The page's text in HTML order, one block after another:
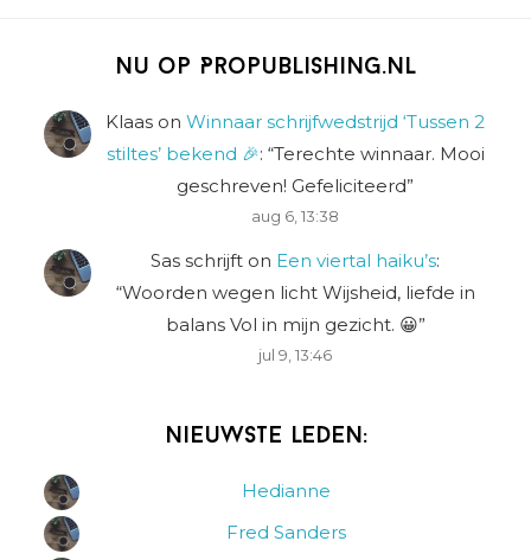
Nu op Propublishing.nl
Klaas on Winnaar schrijfwedstrijd ‘Tussen 2
stiltes’ bekend 🎉: “Terechte winnaar. Mooi
geschreven! Gefeliciteerd”
aug 6, 13:38
Sas schrijft on Een viertal haiku’s:
“Woorden wegen licht Wijsheid, liefde in
balans Vol in mijn gezicht. 😀”
jul 9, 13:46
Nieuwste leden:
Hedianne
Fred Sanders